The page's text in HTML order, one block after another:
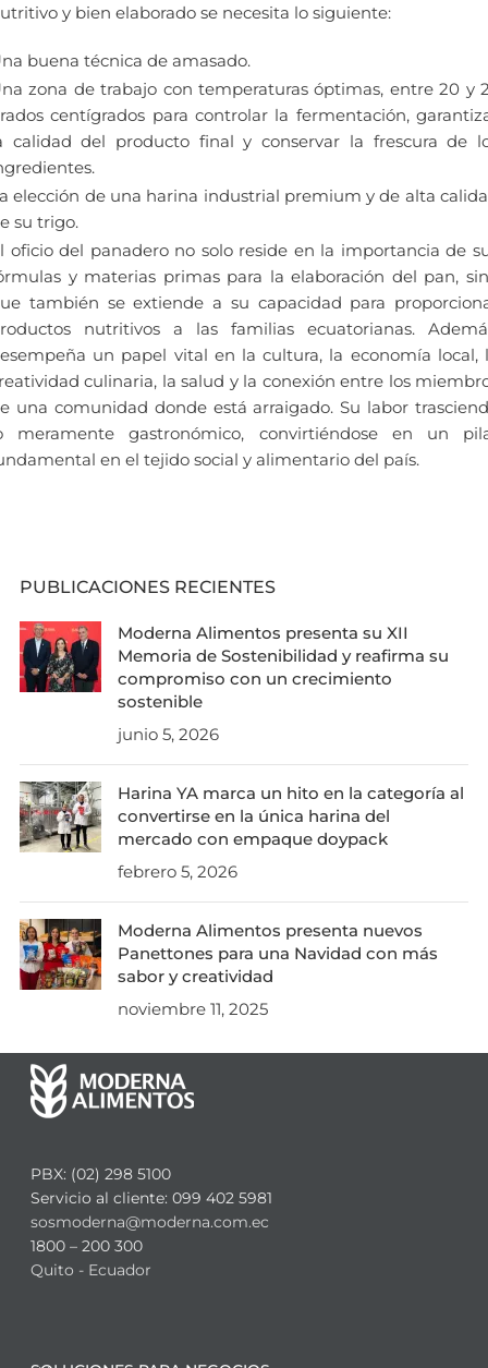
y bien elaborado se necesita lo siguiente:
buena técnica de amasado.
zona de trabajo con temperaturas óptimas, entre 20 y
centígrados para controlar la fermentación,
calidad del producto final y conservar la frescura de
elección de una harina industrial premium y de alta
su trigo.
oficio del panadero no solo reside en la importancia de
y materias primas para la elaboración del pan,
también se extiende a su capacidad para
nutritivos a las familias ecuatorianas.
un papel vital en la cultura, la economía local,
culinaria, la salud y la conexión entre los
una comunidad donde está arraigado. Su labor
meramente gastronómico, convirtiéndose en un
en el tejido social y alimentario del país.
PUBLICACIONES RECIENTES
Moderna Alimentos presenta su XII
Memoria de Sostenibilidad y reafirma su
compromiso con un crecimiento
sostenible
junio 5, 2026
Harina YA marca un hito en la categoría al
convertirse en la única harina del
mercado con empaque doypack
febrero 5, 2026
Moderna Alimentos presenta nuevos
Panettones para una Navidad con más
sabor y creatividad
noviembre 11, 2025
PBX: (02) 298 5100
Servicio al cliente: 099 402 5981
sosmoderna@moderna.com.ec
1800 – 200 300
Quito - Ecuador